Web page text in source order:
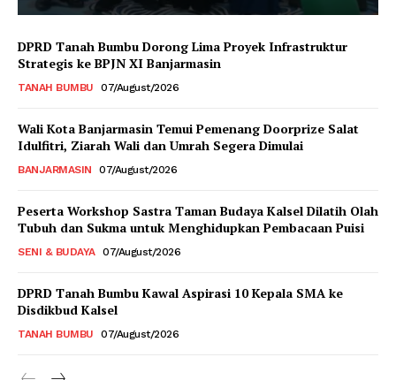
DPRD Tanah Bumbu Dorong Lima Proyek Infrastruktur
Strategis ke BPJN XI Banjarmasin
TANAH BUMBU 07/August/2026
Wali Kota Banjarmasin Temui Pemenang Doorprize Salat
Idulfitri, Ziarah Wali dan Umrah Segera Dimulai
BANJARMASIN 07/August/2026
Peserta Workshop Sastra Taman Budaya Kalsel Dilatih Olah
Tubuh dan Sukma untuk Menghidupkan Pembacaan Puisi
SENI & BUDAYA 07/August/2026
DPRD Tanah Bumbu Kawal Aspirasi 10 Kepala SMA ke
Disdikbud Kalsel
TANAH BUMBU 07/August/2026